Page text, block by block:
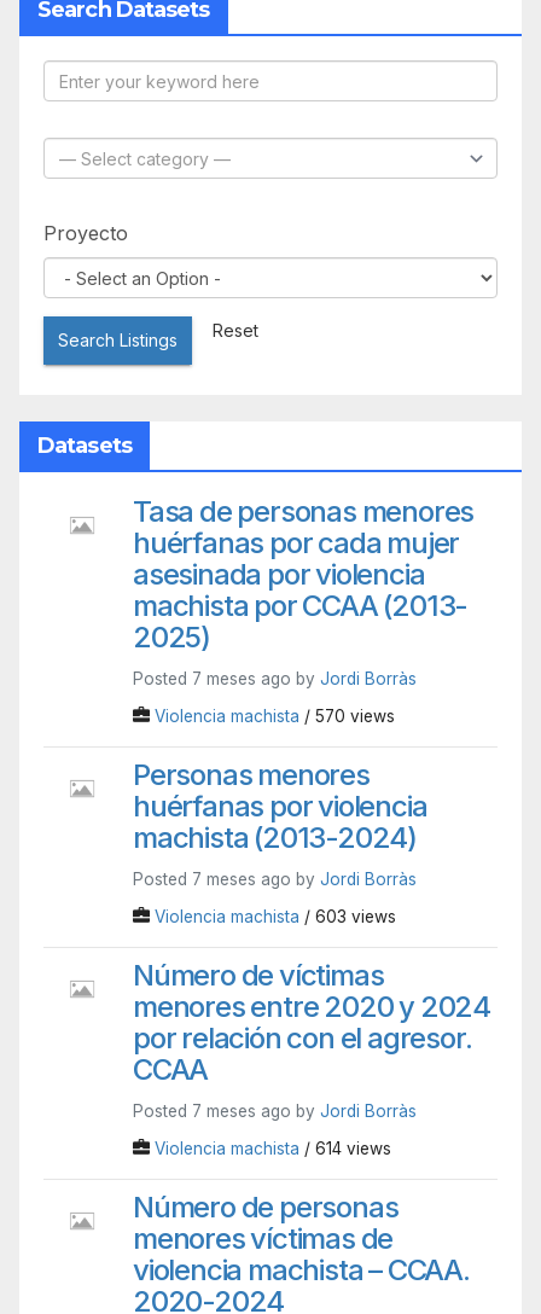
Search Datasets
Proyecto
Search Listings Reset
Datasets
Tasa de personas menores
huérfanas por cada mujer
asesinada por violencia
machista por CCAA (2013-
2025)
Posted 7 meses ago by Jordi Borràs
Violencia machista / 570 views
Personas menores
huérfanas por violencia
machista (2013-2024)
Posted 7 meses ago by Jordi Borràs
Violencia machista / 603 views
Número de víctimas
menores entre 2020 y 2024
por relación con el agresor.
CCAA
Posted 7 meses ago by Jordi Borràs
Violencia machista / 614 views
Número de personas
menores víctimas de
violencia machista – CCAA.
2020-2024